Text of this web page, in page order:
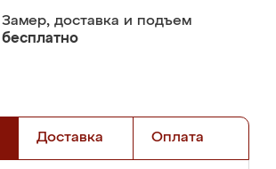
Замер, доставка и подъем
бесплатно
Доставка Оплата